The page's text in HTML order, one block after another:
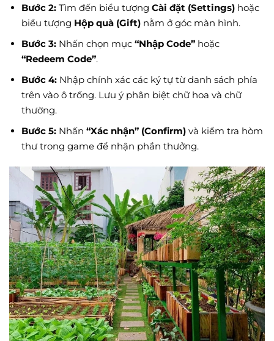
Bước 2:Tìm đến biểu tượng Cài đặt (Settings)hoặc
biểu tượng Hộp quà (Gift)nằm ở góc màn hình.
Bước 3:Nhấn chọn mục “Nhập Code”hoặc
“Redeem Code”.
Bước 4:Nhập chính xác các ký tự từ danh sách phía
trên vào ô trống. Lưu ý phân biệt chữ hoa và chữ
thường.
Bước 5:Nhấn “Xác nhận” (Confirm)và kiểm tra hòm
thư trong game để nhận phần thưởng.